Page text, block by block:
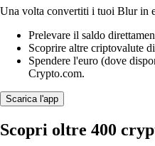
Una volta convertiti i tuoi Blur in
Prelevare il saldo
Scoprire altre criptovalute
Spendere l'euro (dove
Crypto.com.
Scarica l'app
Scopri oltre 400